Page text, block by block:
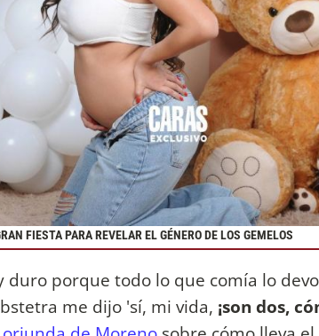
FIESTA PARA REVELAR EL GÉNERO DE LOS GEMELOS
porque todo lo que comía lo
me dijo 'sí, mi vida, ¡son dos,